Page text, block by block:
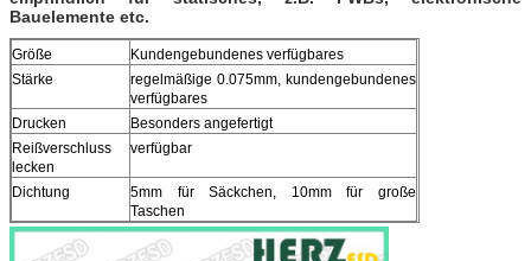
Bauelemente etc.
Größe
Kundengebundenes verfügbares
Stärke
regelmäßige 0.075mm, kundengebundenes
verfügbares
Drucken
Besonders angefertigt
Reißverschluss
lecken
verfügbar
Dichtung
5mm für Säckchen, 10mm für große
Taschen